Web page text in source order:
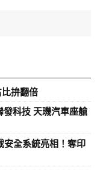
拚翻倍
科技 天璣汽車座艙
全系統亮相！奪印